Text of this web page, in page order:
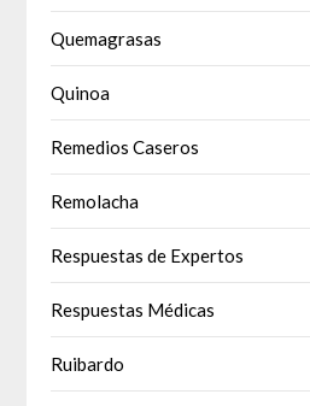
Quemagrasas
Quinoa
Remedios Caseros
Remolacha
Respuestas de Expertos
Respuestas Médicas
Ruibardo